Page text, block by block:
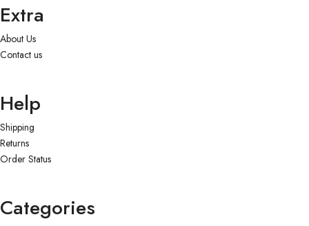
Extra
About Us
Contact us
Help
Shipping
Returns
Order Status
Categories